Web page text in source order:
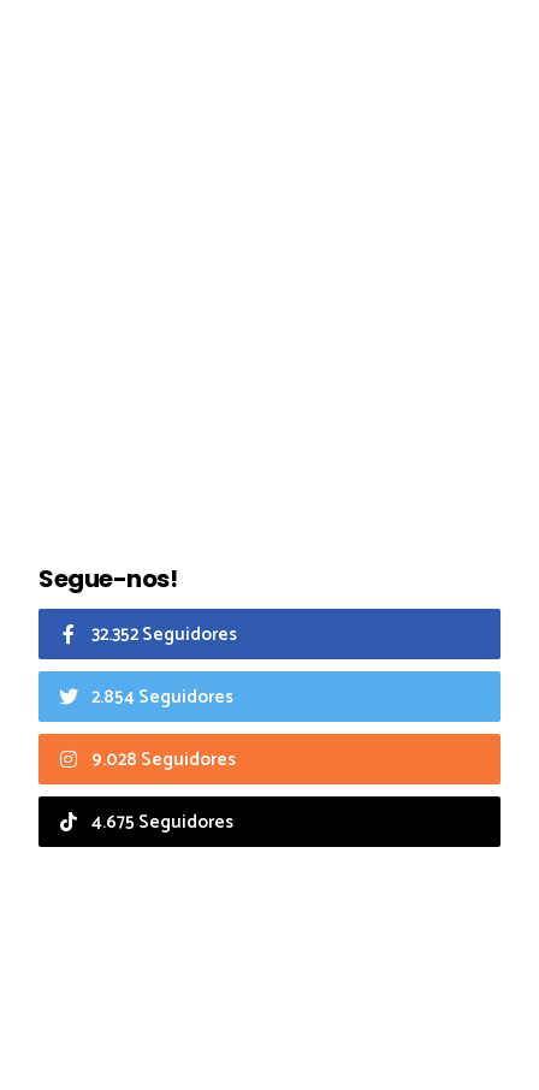
Segue-nos!
32.352 Seguidores
2.854 Seguidores
9.028 Seguidores
4.675 Seguidores